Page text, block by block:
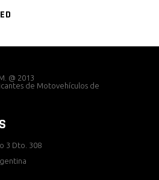
@ 2013
de Motovehículos de
3 Dto. 308